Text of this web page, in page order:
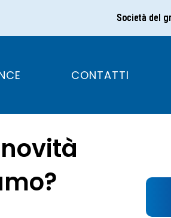
Società del
CONTATTI